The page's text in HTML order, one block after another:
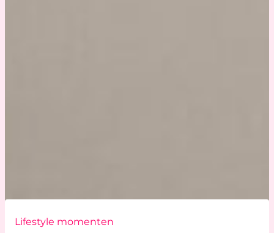
Lifestyle momenten